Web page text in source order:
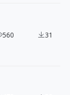
探索奇幻的超現實主
560 31